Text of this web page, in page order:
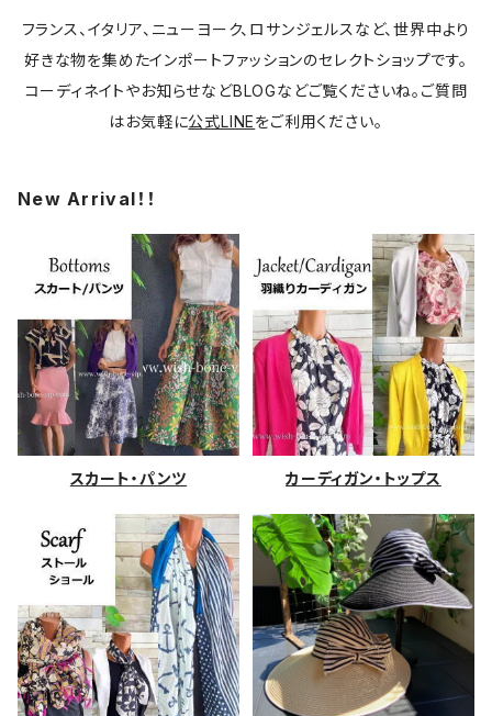
フランス、イタリア、ニューヨーク、ロサンジェルスなど、世界中より
好きな物を集めたインポートファッションのセレクトショップです。
コーディネイトやお知らせなどBLOGなどご覧くださいね。ご質問
はお気軽に公式LINEをご利用ください。
New Arrival！！
スカート・パンツ カーディガン・トップス